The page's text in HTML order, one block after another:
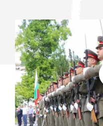
GASTOS
DE
VIAJE
CON
LOGITECH
RALLY